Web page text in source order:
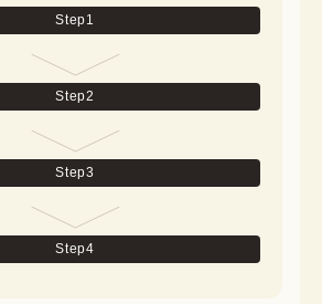
Step1
Step2
Step3
Step4